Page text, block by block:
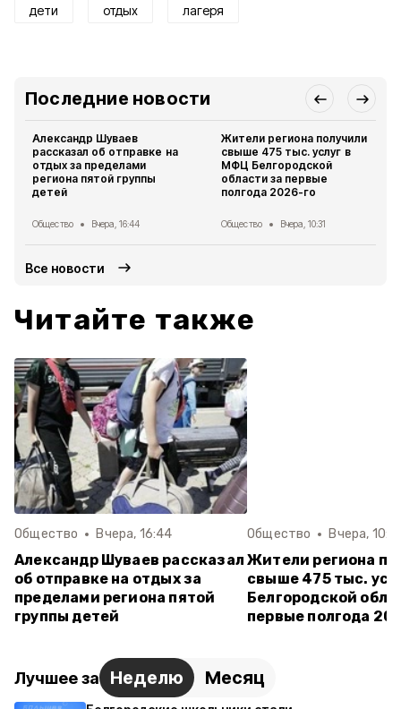
дети отдых лагеря
Последние новости
Александр Шуваев
рассказал об отправке на
отдых за пределами
региона пятой группы
детей
Общество Вчера, 16:44
Жители региона получили
свыше 475 тыс. услуг в
МФЦ Белгородской
области за первые
полгода 2026-го
Общество Вчера, 10:31
Все новости
Читайте также
Общество Вчера, 16:44
Александр Шуваев рассказал
об отправке на отдых за
пределами региона пятой
группы детей
Общество Вчера,
Жители региона
свыше 475 тыс.
Белгородской
первые полгода
Лучшее за Неделю Месяц